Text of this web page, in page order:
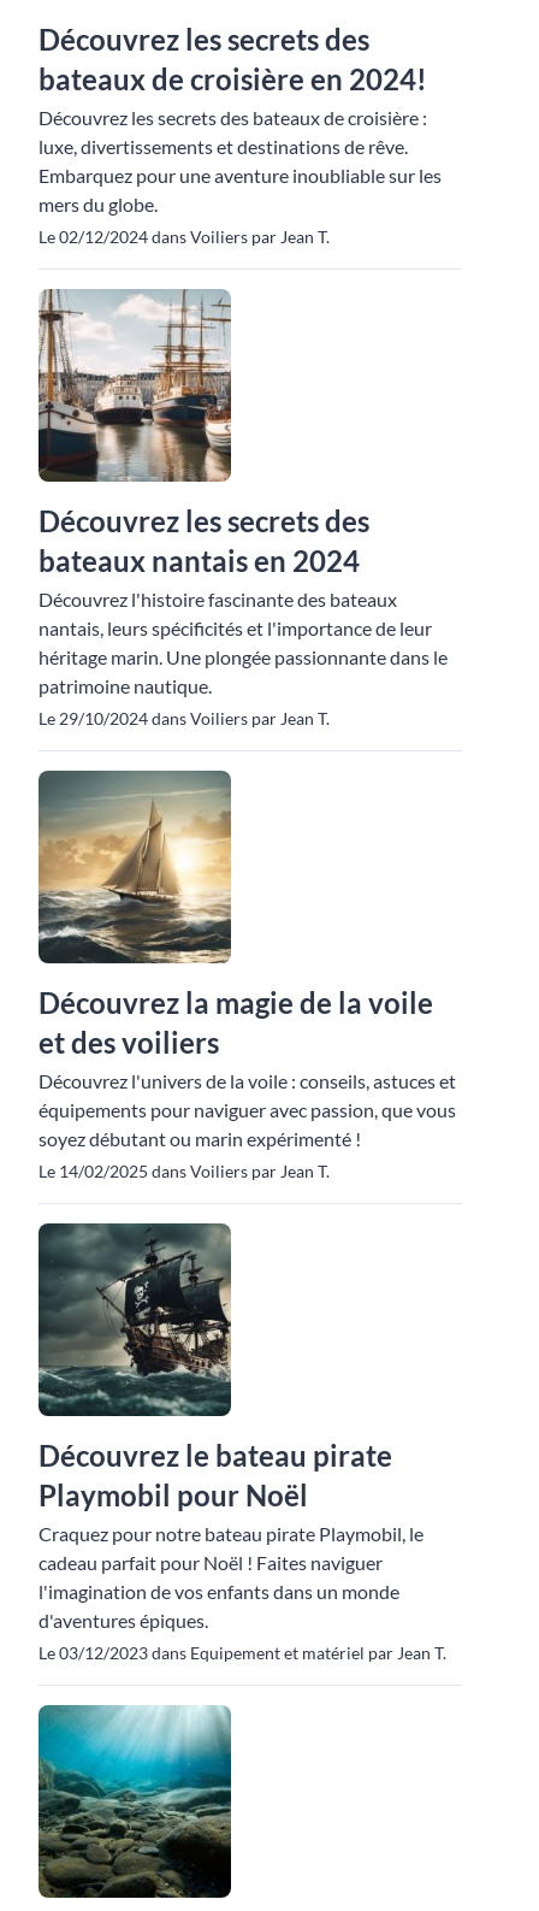
Découvrez les secrets des
bateaux de croisière en 2024!
Découvrez les secrets des bateaux de croisière :
luxe, divertissements et destinations de rêve.
Embarquez pour une aventure inoubliable sur les
mers du globe.
Le 02/12/2024 dans Voiliers par Jean T.
Découvrez les secrets des
bateaux nantais en 2024
Découvrez l'histoire fascinante des bateaux
nantais, leurs spécificités et l'importance de leur
héritage marin. Une plongée passionnante dans le
patrimoine nautique.
Le 29/10/2024 dans Voiliers par Jean T.
Découvrez la magie de la voile
et des voiliers
Découvrez l'univers de la voile : conseils, astuces et
équipements pour naviguer avec passion, que vous
soyez débutant ou marin expérimenté !
Le 14/02/2025 dans Voiliers par Jean T.
Découvrez le bateau pirate
Playmobil pour Noël
Craquez pour notre bateau pirate Playmobil, le
cadeau parfait pour Noël ! Faites naviguer
l'imagination de vos enfants dans un monde
d'aventures épiques.
Le 03/12/2023 dans Equipement et matériel par Jean T.